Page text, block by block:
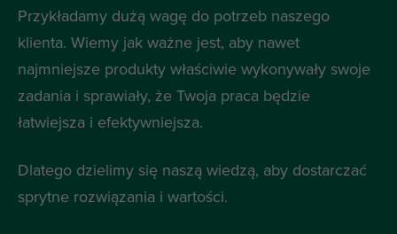
Przykładamy dużą wagę do potrzeb naszego
klienta. Wiemy jak ważne jest, aby nawet
najmniejsze produkty właściwie wykonywały swoje
zadania i sprawiały, że Twoja praca będzie
łatwiejsza i efektywniejsza.
Dlatego dzielimy się naszą wiedzą, aby dostarczać
sprytne rozwiązania i wartości.